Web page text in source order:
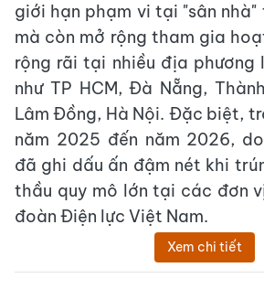
giới hạn phạm vi tại "sân nhà"
mà còn mở rộng tham gia
rộng rãi tại nhiều địa phương
như TP HCM, Đà Nẵng,
Lâm Đồng, Hà Nội. Đặc biệt,
năm 2025 đến năm 2026,
đã ghi dấu ấn đậm nét khi
thầu quy mô lớn tại các đơn
đoàn Điện lực Việt Nam.
Xem chi tiết